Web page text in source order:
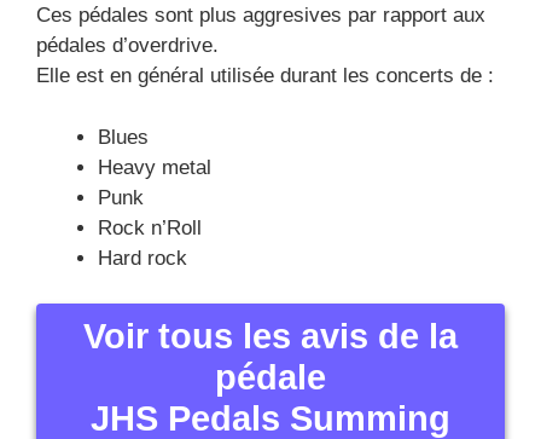
Ces pédales sont plus aggresives par rapport aux
pédales d’overdrive.
Elle est en général utilisée durant les concerts de :
Blues
Heavy metal
Punk
Rock n’Roll
Hard rock
Voir tous les avis de la
pédale
JHS Pedals Summing